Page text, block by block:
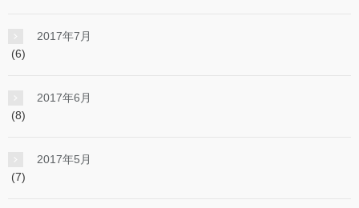
2017年7月
(6)
2017年6月
(8)
2017年5月
(7)